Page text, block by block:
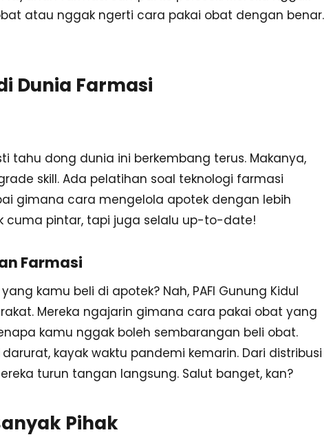
atau nggak ngerti cara pakai obat dengan benar.
Dunia Farmasi
tahu dong dunia ini berkembang terus. Makanya,
skill. Ada pelatihan soal teknologi farmasi
gimana cara mengelola apotek dengan lebih
cuma pintar, tapi juga selalu up-to-date!
Farmasi
kamu beli di apotek? Nah, PAFI Gunung Kidul
Mereka ngajarin gimana cara pakai obat yang
kamu nggak boleh sembarangan beli obat.
kayak waktu pandemi kemarin. Dari distribusi
turun tangan langsung. Salut banget, kan?
Pihak